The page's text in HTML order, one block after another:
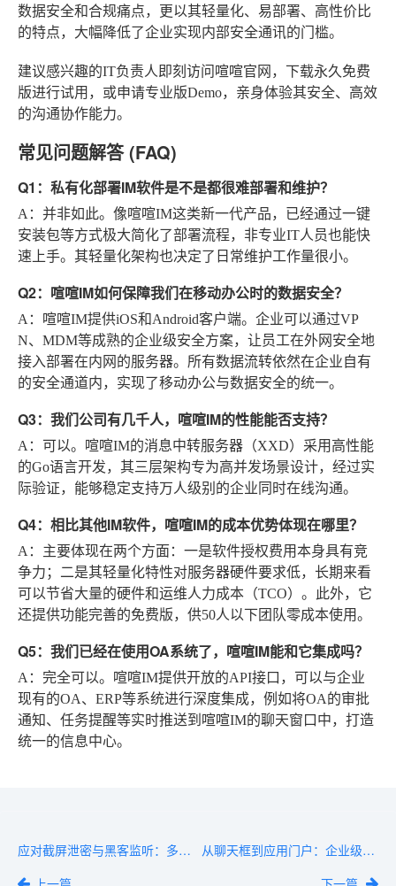
数据安全和合规痛点，更以其轻量化、易部署、高性价比
的特点，大幅降低了企业实现内部安全通讯的门槛。
建议感兴趣的IT负责人即刻访问喧喧官网，下载永久免费
版进行试用，或申请专业版Demo，亲身体验其安全、高效
的沟通协作能力。
常见问题解答 (FAQ)
Q1：私有化部署IM软件是不是都很难部署和维护？
A ：并非如此。像喧喧IM这类新一代产品，已经通过一键
安装包等方式极大简化了部署流程，非专业IT人员也能快
速上手。其轻量化架构也决定了日常维护工作量很小。
Q2：喧喧IM如何保障我们在移动办公时的数据安全？
A ：喧喧IM提供iOS和Android客户端。企业可以通过VP
N、MDM等成熟的企业级安全方案，让员工在外网安全地
接入部署在内网的服务器。所有数据流转依然在企业自有
的安全通道内，实现了移动办公与数据安全的统一。
Q3：我们公司有几千人，喧喧IM的性能能否支持？
A ：可以。喧喧IM的消息中转服务器（XXD）采用高性能
的Go语言开发，其三层架构专为高并发场景设计，经过实
际验证，能够稳定支持万人级别的企业同时在线沟通。
Q4：相比其他IM软件，喧喧IM的成本优势体现在哪里？
A ：主要体现在两个方面：一是软件授权费用本身具有竞
争力；二是其轻量化特性对服务器硬件要求低，长期来看
可以节省大量的硬件和运维人力成本（TCO）。此外，它
还提供功能完善的免费版，供50人以下团队零成本使用。
Q5：我们已经在使用OA系统了，喧喧IM能和它集成吗？
A ：完全可以。喧喧IM提供开放的API接口，可以与企业
现有的OA、ERP等系统进行深度集成，例如将OA的审批
通知、任务提醒等实时推送到喧喧IM的聊天窗口中，打造
统一的信息中心。
应对截屏泄密与黑客监听：多维构建企业级私有化IM安全性
从聊天框到应用门户：企业级数字底座IM软件的核心模块